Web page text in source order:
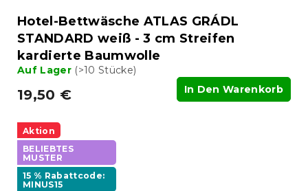
Hotel-Bettwäsche ATLAS GRÁDL
STANDARD weiß - 3 cm Streifen
kardierte Baumwolle
Auf Lager (>10 Stücke)
19,50 € In Den Warenkorb
Aktion
BELIEBTES
MUSTER
15 % Rabattcode:
MINUS15